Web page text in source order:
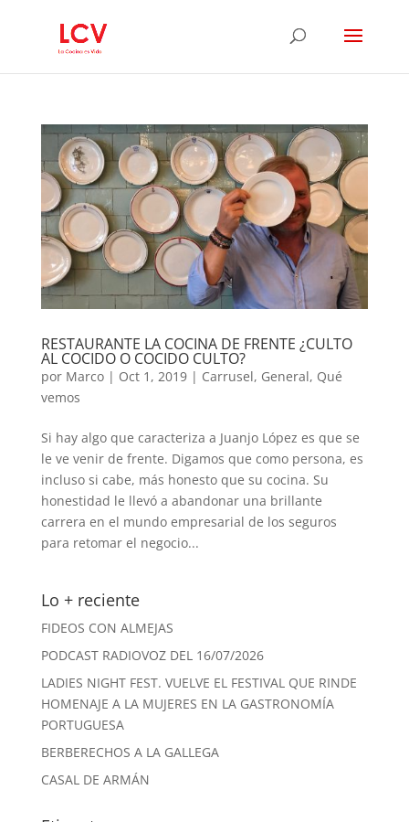
RESTAURANTE LA COCINA DE FRENTE ¿CULTO
AL COCIDO O COCIDO CULTO?
por Marco| Oct 1, 2019| Carrusel, General, Qué
vemos
Si hay algo que caracteriza a Juanjo López es que se
le ve venir de frente. Digamos que como persona, es
incluso si cabe, más honesto que su cocina. Su
honestidad le llevó a abandonar una brillante
carrera en el mundo empresarial de los seguros
para retomar el negocio...
Lo + reciente
FIDEOS CON ALMEJAS
PODCAST RADIOVOZ DEL 16/07/2026
LADIES NIGHT FEST. VUELVE EL FESTIVAL QUE RINDE
HOMENAJE A LA MUJERES EN LA GASTRONOMÍA
PORTUGUESA
BERBERECHOS A LA GALLEGA
CASAL DE ARMÁN